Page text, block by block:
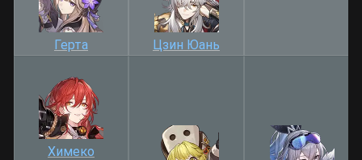
Герта Цзин Юань
Химеко